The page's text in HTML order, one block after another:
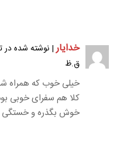
خدایار
ق.ظ
خیلی خوب که همراه
کلا هم سفرای خوبی
خوش بگذره و خستگی